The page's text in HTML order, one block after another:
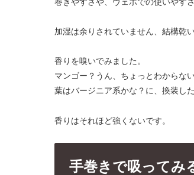
加湿は余りされていません、結構乾い
香りを嗅いでみました。
マンゴー？うん、ちょっとわからない
葉はバージニア系かな？に、換装し
香りはそれほど強くないです。
手巻きで吸ってみ